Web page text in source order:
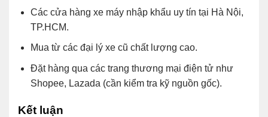
Các cửa hàng xe máy nhập khẩu uy tín tại Hà Nội,
TP.HCM.
Mua từ các đại lý xe cũ chất lượng cao.
Đặt hàng qua các trang thương mại điện tử như
Shopee, Lazada (cần kiểm tra kỹ nguồn gốc).
Kết luận